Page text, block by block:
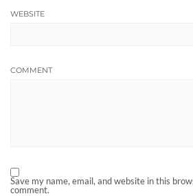
WEBSITE
COMMENT
Save my name, email, and website in this
comment.